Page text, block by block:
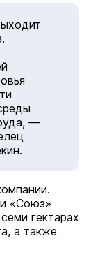
—
«Союз»
гектарах
а также